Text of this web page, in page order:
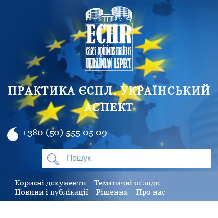
ПРАКТИКА ЄСПЛ. УКРАЇНСЬКИЙ
АСПЕКТ
+380 (50) 555 05 09
Корисні документи
Тематичні огляди
Новини і публікації
Рішення Про нас